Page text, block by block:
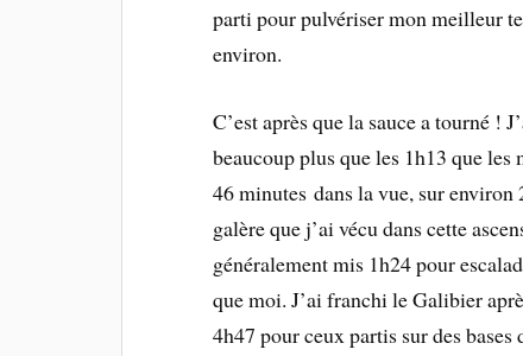
parti pour pulvériser mon meilleur
environ.
C’est après que la sauce a tourné !
beaucoup plus que les 1h13 que
46 minutes dans la vue, sur
galère que j’ai vécu dans cette
généralement mis 1h24 pour
que moi. J’ai franchi le Galibier
4h47 pour ceux partis sur des